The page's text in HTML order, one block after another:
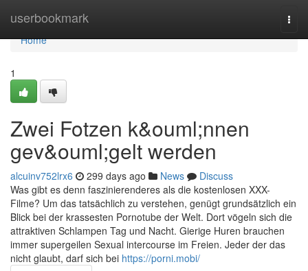
userbookmark
Home
Home
1
Zwei Fotzen k&ouml;nnen
gev&ouml;gelt werden
alcuinv752lrx6 299 days ago News
Discuss
Was gibt es denn faszinierenderes als die kostenlosen XXX-
Filme? Um das tatsächlich zu verstehen, genügt grundsätzlich ein
Blick bei der krassesten Pornotube der Welt. Dort vögeln sich die
attraktiven Schlampen Tag und Nacht. Gierige Huren brauchen
immer supergeilen Sexual intercourse im Freien. Jeder der das
nicht glaubt, darf sich bei https://porni.mobi/